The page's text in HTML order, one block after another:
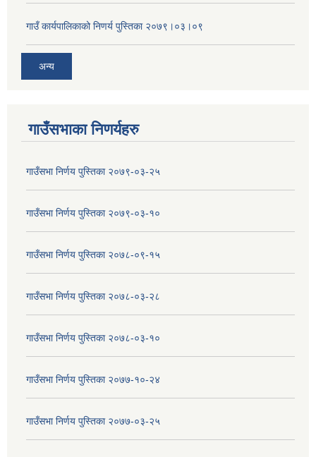
गाउँ कार्यपालिकाको निणर्य पुस्तिका २०७९।०३।०९
अन्य
गाउँसभाका निणर्यहरु
गाउँसभा निर्णय पुस्तिका २०७९-०३-२५
गाउँसभा निर्णय पुस्तिका २०७९-०३-१०
गाउँसभा निर्णय पुस्तिका २०७८-०९-१५
गाउँसभा निर्णय पुस्तिका २०७८-०३-२८
गाउँसभा निर्णय पुस्तिका २०७८-०३-१०
गाउँसभा निर्णय पुस्तिका २०७७-१०-२४
गाउँसभा निर्णय पुस्तिका २०७७-०३-२५